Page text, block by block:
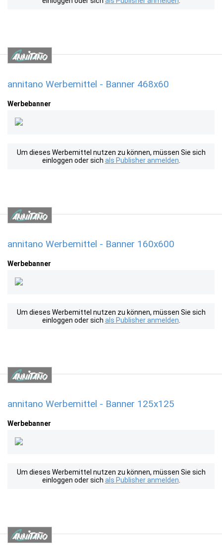
annitano Werbemittel - Banner 468x60
Werbebanner
Um dieses Werbemittel nutzen zu können, müssen Sie sich
einloggen oder sich als Publisher anmelden
annitano Werbemittel - Banner 160x600
Werbebanner
Um dieses Werbemittel nutzen zu können, müssen Sie sich
einloggen oder sich als Publisher anmelden
annitano Werbemittel - Banner 125x125
Werbebanner
Um dieses Werbemittel nutzen zu können, müssen Sie sich
einloggen oder sich als Publisher anmelden